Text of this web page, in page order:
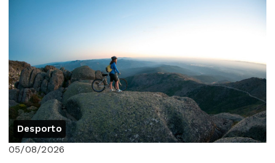
Desporto
05/08/2026